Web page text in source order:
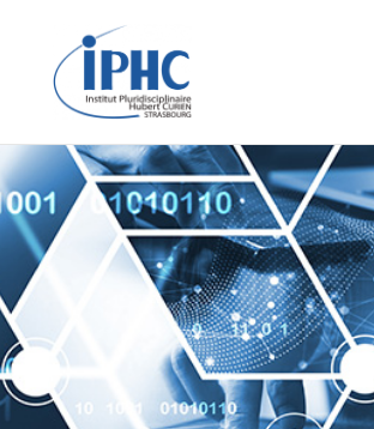
Institut
Curien – IPHC